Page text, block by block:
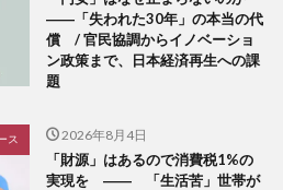
――「失われた30年」の本当の代
償 / 官民協調からイノベーショ
ン政策まで、日本経済再生への課
題
ス 2026年8月4日
「財源」はあるので消費税1%の
実現を ―― 「生活苦」世帯が